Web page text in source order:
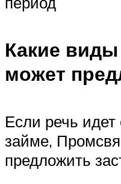
Какие виды
может
Если речь идет
займе,
предложить